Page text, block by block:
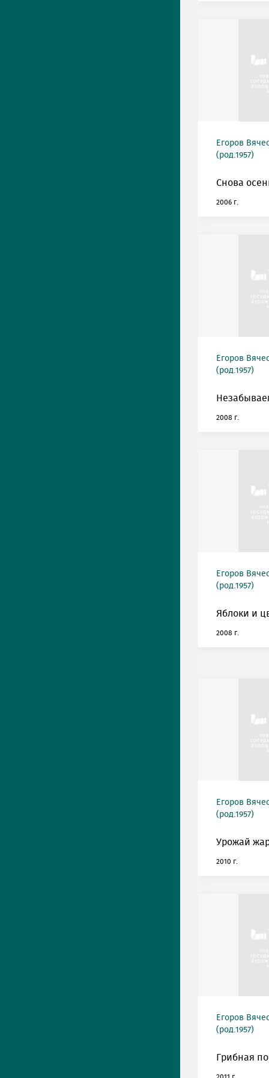
Егоров
(род.1957)
Снова
2006 г.
Егоров
(род.1957)
2008 г.
Егоров
(род.1957)
Яблоки и
2008 г.
Егоров
(род.1957)
Урожай
2010 г.
Егоров
(род.1957)
Грибная